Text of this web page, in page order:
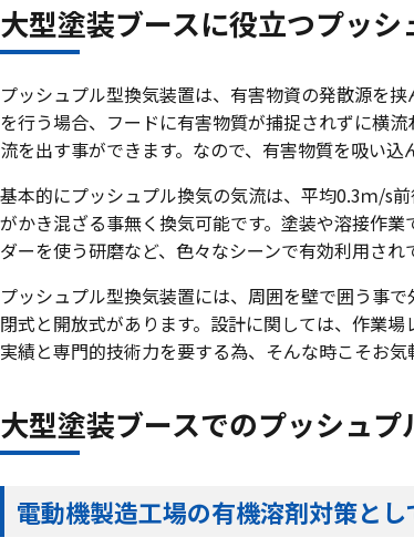
大型塗装ブースに役立つプッシ
プッシュプル型換気装置は、有害物資の発散源を
を行う場合、フードに有害物質が捕捉されずに横
流を出す事ができます。なので、有害物質を吸い込
基本的にプッシュプル換気の気流は、平均0.3ｍ/s
がかき混ざる事無く換気可能です。塗装や溶接作
ダーを使う研磨など、色々なシーンで有効利用され
プッシュプル型換気装置には、周囲を壁で囲う事
閉式と開放式があります。設計に関しては、作業
実績と専門的技術力を要する為、そんな時こそお気
大型塗装ブースでのプッシュプ
電動機製造工場の有機溶剤対策とし